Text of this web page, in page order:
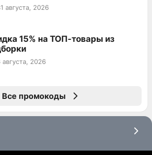
августа, 2026
15% на ТОП-товары из
2026
Все промокоды